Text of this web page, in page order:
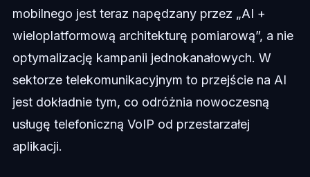
mobilnego jest teraz napędzany przez „AI +
wieloplatformową architekturę pomiarową”, a nie
optymalizację kampanii jednokanałowych. W
sektorze telekomunikacyjnym to przejście na AI
jest dokładnie tym, co odróżnia nowoczesną
usługę telefoniczną VoIP od przestarzałej
aplikacji.